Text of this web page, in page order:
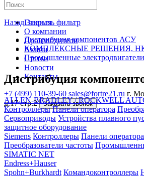
Главная
О компании
Производители
Акции
Статьи
Новости
Контакты
+7 (499) 110-39-60 sales@fortre21.ru г.
д.17 стр.2
Заказать звонок
Назад Закрыть фильтр
Дистрибуция компонентов АСУ
КОМПЛЕКСНЫЕ РЕШЕНИЯ,
Промышленные электродвигатели
Дистрибуция
ALLEN-BRADLEY / ROCKWELL
Контроллеры Панели оператора
Сервоприводы Устройства плавного
защитное оборудование
Siemens Контроллеры Панели оператора
Преобразователи частоты
SIMATIC NET
Endress+Hauser
Spohn+Burkhardt Командоконтроллеры